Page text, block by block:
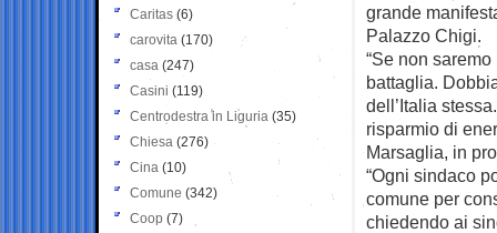
grande
Palazzo Chigi.
“Se non
battaglia.
dell’Italia
risparmio di
Marsaglia, in
“Ogni sindaco
comune per
chiedendo ai
Caritas (6)
carovita (170)
casa (247)
Casini (119)
Centrodestra in Liguria (35)
Chiesa (276)
Cina (10)
Comune (342)
Coop (7)